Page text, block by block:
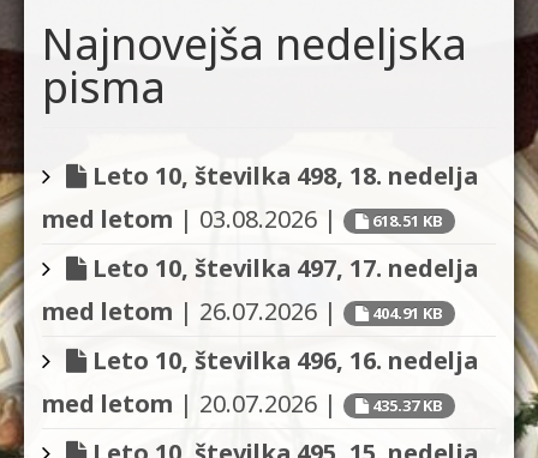
Najnovejša nedeljska
pisma
Leto 10, številka 498, 18. nedelja
med letom | 03.08.2026 | 618.51 KB
Leto 10, številka 497, 17. nedelja
med letom | 26.07.2026 | 404.91 KB
Leto 10, številka 496, 16. nedelja
med letom | 20.07.2026 | 435.37 KB